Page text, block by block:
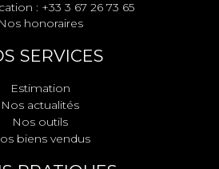
: +33 3 67 26 73 65
Nos honoraires
SERVICES
Estimation
Nos actualités
Nos outils
biens vendus